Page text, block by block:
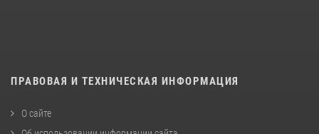
ПРАВОВАЯ И ТЕХНИЧЕСКАЯ ИНФОРМАЦИЯ
О сайте